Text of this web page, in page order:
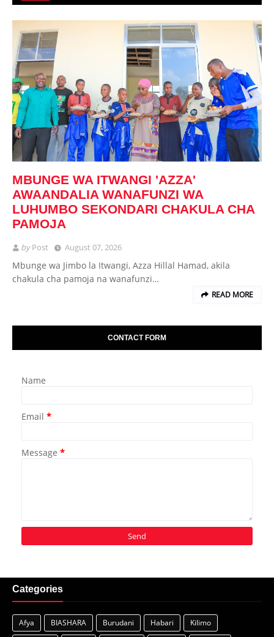
MBUNGE WA ITWANGI 'AZZA'
AWAANDALIA WANAFUNZI WA
LUHUMBO SEKONDARI CHAKULA CHA
PAMOJA
byPost August 07, 2026
Mbunge wa Jimbo la Itwangi, Azza Hillal Hamad, akila
chakula cha pamoja na wanafunzi…
READ MORE
CONTACT FORM
Name
Email *
Message *
Categories
Afya BIASHARA Burudani Habari
Kilimo